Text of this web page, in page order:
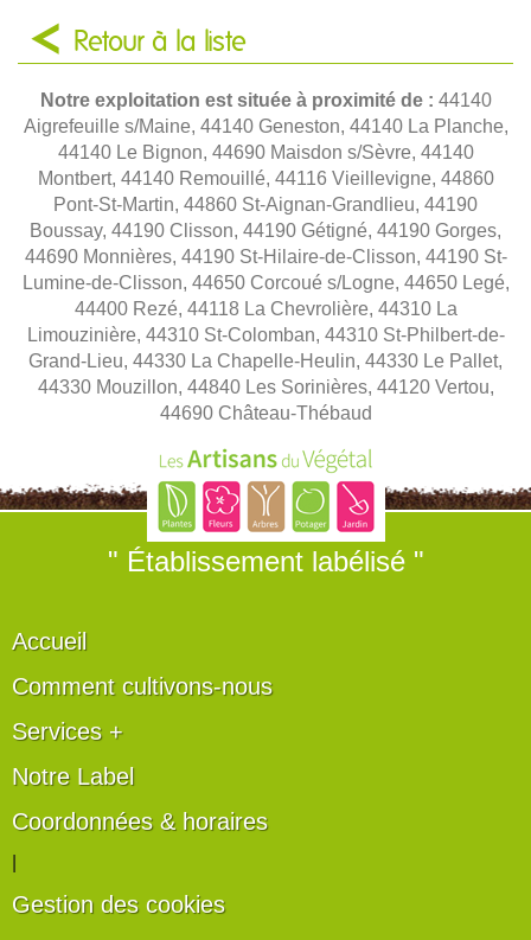
Retour à la liste
Notre exploitation est située à proximité de : 44140
Aigrefeuille s/Maine, 44140 Geneston, 44140 La Planche,
44140 Le Bignon, 44690 Maisdon s/Sèvre, 44140
Montbert, 44140 Remouillé, 44116 Vieillevigne, 44860
Pont-St-Martin, 44860 St-Aignan-Grandlieu, 44190
Boussay, 44190 Clisson, 44190 Gétigné, 44190 Gorges,
44690 Monnières, 44190 St-Hilaire-de-Clisson, 44190 St-
Lumine-de-Clisson, 44650 Corcoué s/Logne, 44650 Legé,
44400 Rezé, 44118 La Chevrolière, 44310 La
Limouzinière, 44310 St-Colomban, 44310 St-Philbert-de-
Grand-Lieu, 44330 La Chapelle-Heulin, 44330 Le Pallet,
44330 Mouzillon, 44840 Les Sorinières, 44120 Vertou,
44690 Château-Thébaud
" Établissement labélisé "
Accueil
Comment cultivons-nous
Services +
Notre Label
Coordonnées & horaires
Gestion des cookies